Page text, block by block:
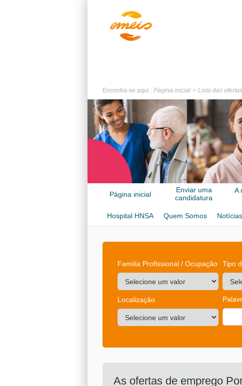
Encontra-se aqui : Página inicial Lista das ofertas
Página inicial
Enviar uma
candidatura
A
Hospital HNSA Quem Somos
Familia Profissional / Ocupação Tipo
Localização
As ofertas de emprego